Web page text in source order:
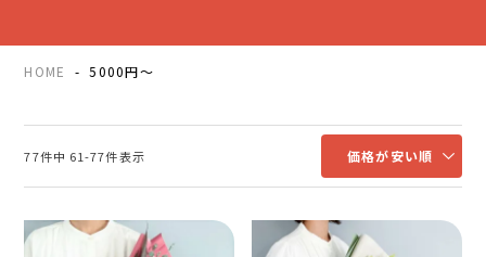
HOME 5000円～
価格が安い順
77件中 61-77件表示